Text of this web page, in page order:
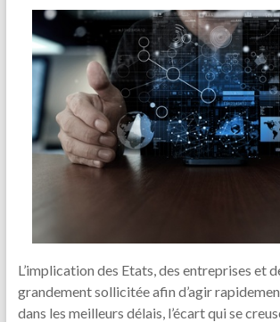
L’implication des Etats, des entreprises et
grandement sollicitée afin d’agir
dans les meilleurs délais, l’écart qui se